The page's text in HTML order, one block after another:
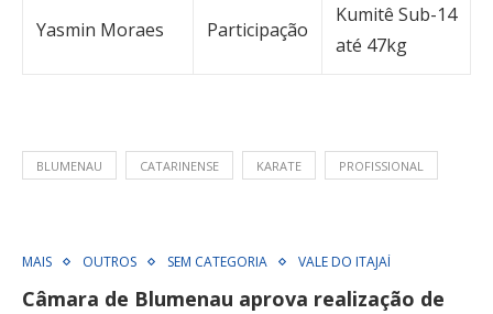
Yasmin Moraes Participação
Kumitê Sub-14
até 47kg
BLUMENAU CATARINENSE KARATE PROFISSIONAL
MAIS OUTROS SEM CATEGORIA VALE DO ITAJAÍ
Câmara de Blumenau aprova realização de